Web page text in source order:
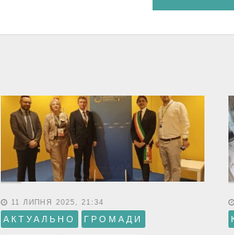
11 ЛИПНЯ 2025, 21:34
АКТУАЛЬНО ГРОМАДИ